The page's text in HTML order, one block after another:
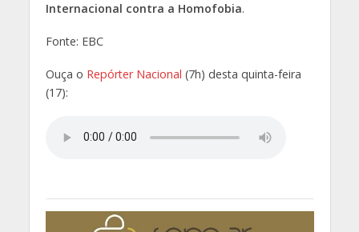
Internacional contra a Homofobia.
Fonte: EBC
Ouça o Repórter Nacional (7h) desta quinta-feira
(17):